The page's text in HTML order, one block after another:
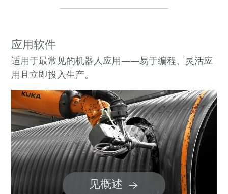
应用软件
适用于最常见的机器人应用——易于编程、灵活应
用且立即投入生产。
见概述